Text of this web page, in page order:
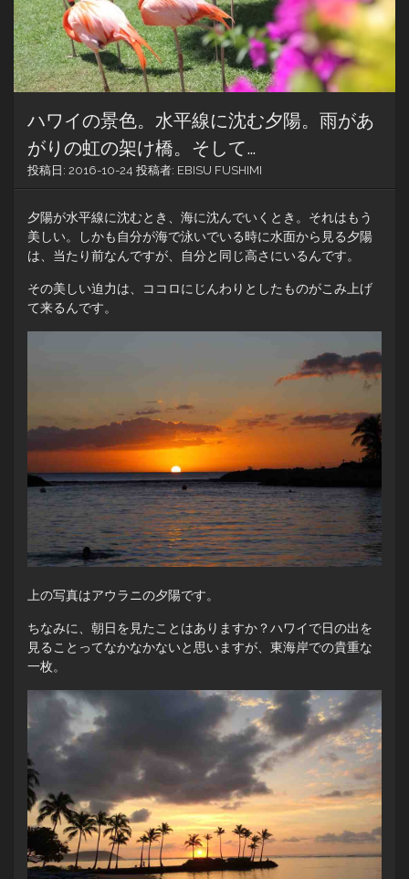
プ
ハワイの景色。水平線に沈む夕陽。雨があ
がりの虹の架け橋。そして…
投稿日: 2016-10-24 投稿者: EBISU FUSHIMI
夕陽が水平線に沈むとき、海に沈んでいくとき。それはもう
美しい。しかも自分が海で泳いでいる時に水面から見る夕陽
は、当たり前なんですが、自分と同じ高さにいるんです。
その美しい迫力は、ココロにじんわりとしたものがこみ上げ
て来るんです。
上の写真はアウラニの夕陽です。
ちなみに、朝日を見たことはありますか？ハワイで日の出を
見ることってなかなかないと思いますが、東海岸での貴重な
一枚。